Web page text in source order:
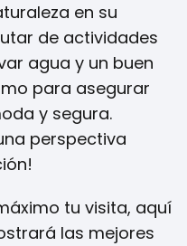
en su
de actividades
agua y un buen
para asegurar
y segura.
perspectiva
tu visita, aquí
las mejores